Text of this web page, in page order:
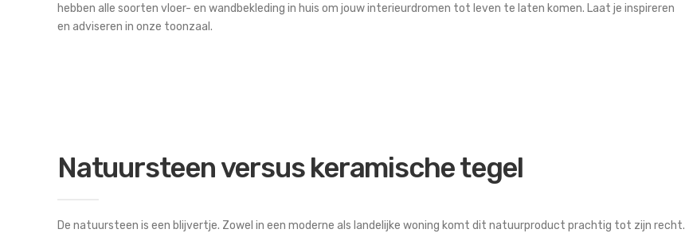
hebben alle soorten vloer- en wandbekleding in huis om jouw interieurdromen tot leven te laten komen. Laat je inspireren
en adviseren in onze toonzaal.
Natuursteen versus keramische tegel
De natuursteen is een blijvertje. Zowel in een moderne als landelijke woning komt dit natuurproduct prachtig tot zijn recht.